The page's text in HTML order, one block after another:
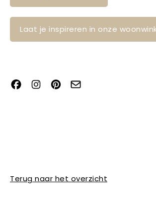
Laat je inspireren in onze
Terug naar het overzicht